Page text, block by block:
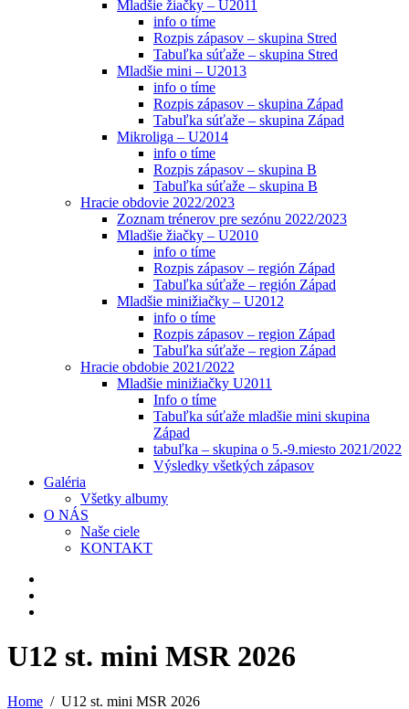
Mladšie žiačky – U2011
info o tíme
Rozpis zápasov – skupina Stred
Tabuľka súťaže – skupina Stred
Mladšie mini – U2013
info o tíme
Rozpis zápasov – skupina Západ
Tabuľka súťaže – skupina Západ
Mikroliga – U2014
info o tíme
Rozpis zápasov – skupina B
Tabuľka súťaže – skupina B
Hracie obdovie 2022/2023
Zoznam trénerov pre sezónu 2022/2023
Mladšie žiačky – U2010
info o tíme
Rozpis zápasov – región Západ
Tabuľka súťaže – región Západ
Mladšie minižiačky – U2012
info o tíme
Rozpis zápasov – region Západ
Tabuľka súťaže – region Západ
Hracie obdobie 2021/2022
Mladšie minižiačky U2011
Info o tíme
Tabuľka súťaže mladšie mini skupina
Západ
tabuľka – skupina o 5.-9.miesto 2021/2022
Výsledky všetkých zápasov
Galéria
Všetky albumy
O NÁS
Naše ciele
KONTAKT
U12 st. mini MSR 2026
Home U12 st. mini MSR 2026